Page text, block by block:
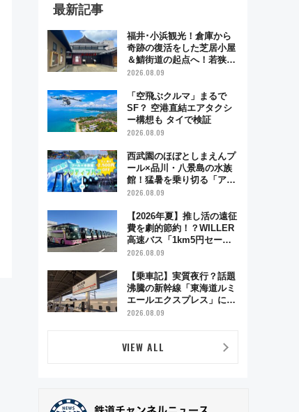
最新記事
福井･小浜観光！倉庫から
奇跡の復活をした芝居小屋
＆鯖街道の起点へ！若狭小
浜お魚センターでBBQ、老
グルメ散歩
2026.08.09
「空飛ぶクルマ」まるで
SF？ 空港直結エアタクシ
ー構想も タイで検証
2026.08.09
西武園のほぼとしまえんプ
ール×品川・八景島の水族
館！猛暑を乗り切る「アク
ティブパス」で夏休みをお
2026.08.09
【2026年夏】推し活の遠征
費を劇的節約！？WILLER
高速バス「1km5円セー
ル」やワンコイン温泉の最
路線まとめ
2026.08.09
【乗車記】実質夜行？話題
沸騰の新幹線「東海道ルミ
エールエクスプレス」に乗
車してみた 東京22時発、
らし過ぎる朝
2026.08.09
VIEW ALL